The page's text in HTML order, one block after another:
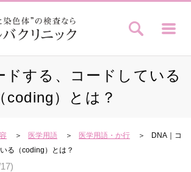
ドする、コードしている
（coding）とは？
医学用語 医学用語・か行
DNA｜コ
る（coding）とは？